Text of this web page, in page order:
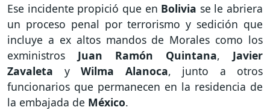
Ese incidente propició que en Bolivia se le abriera
un proceso penal por terrorismo y sedición que
incluye a ex altos mandos de Morales como los
exministros Juan Ramón Quintana, Javier
Zavaleta y Wilma Alanoca, junto a otros
funcionarios que permanecen en la residencia de
la embajada de México.